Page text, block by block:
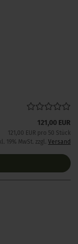
121,00 EUR
121,00 EUR pro 50 Stück
19% MwSt. zzgl. Versand